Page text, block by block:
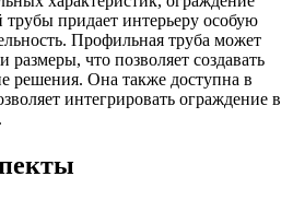
придает интерьеру особую
Профильная труба может
что позволяет создавать
решения. Она также доступна в
интегрировать ограждение в